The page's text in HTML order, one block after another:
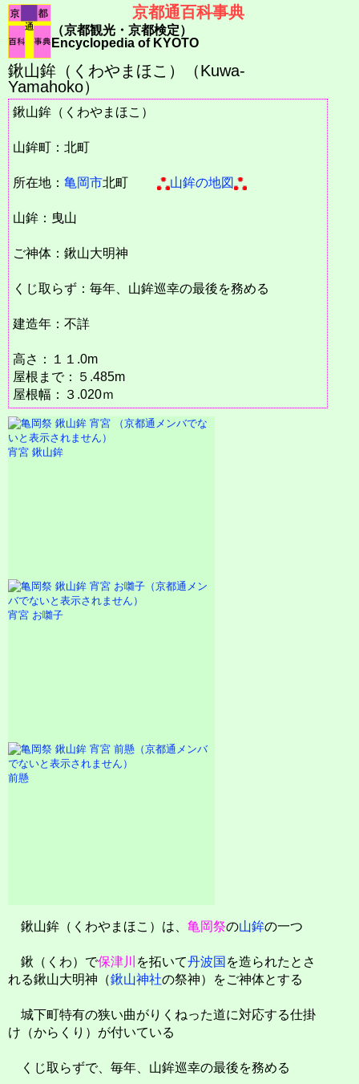
京都通百科事典
（京都観光・京都検定）
Encyclopedia of KYOTO
鍬山鉾（くわやまほこ）（Kuwa-
Yamahoko）
鍬山鉾（くわやまほこ）
山鉾町：北町
所在地： 亀岡市北町 山鉾の地図
山鉾：曳山
ご神体：鍬山大明神
くじ取らず：毎年、山鉾巡幸の最後を務める
建造年：不詳
高さ：１１.0m
屋根まで：５.485m
屋根幅：３.020ｍ
宵宮 鍬山鉾
宵宮 お囃子
前懸
鍬山鉾（くわやまほこ）は、 亀岡祭の山鉾の一つ
鍬（くわ）で保津川 を拓いて丹波国 を造られたとさ
れる鍬山大明神（鍬山神社の祭神）をご神体とする
城下町特有の狭い曲がりくねった道に対応する仕掛
け（からくり）が付いている
くじ取らずで、毎年、山鉾巡幸の最後を務める